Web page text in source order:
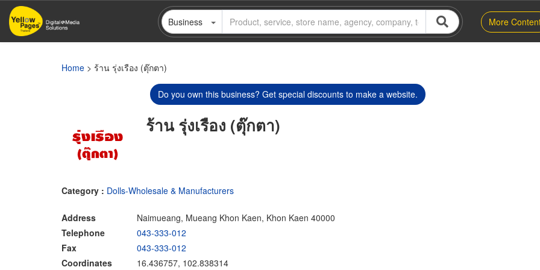
Skip
main
Business More
Home > ร้าน รุ่งเรือง (ตุ๊กตา)
Do you own this business? Get special discounts to make a website.
ร้าน รุ่งเรือง (ตุ๊กตา)
Category : Dolls-Wholesale & Manufacturers
Address
Naimueang, Mueang Khon Kaen, Khon Kaen 40000
Telephone
043-333-012
Fax
043-333-012
Coordinates
16.436757, 102.838314